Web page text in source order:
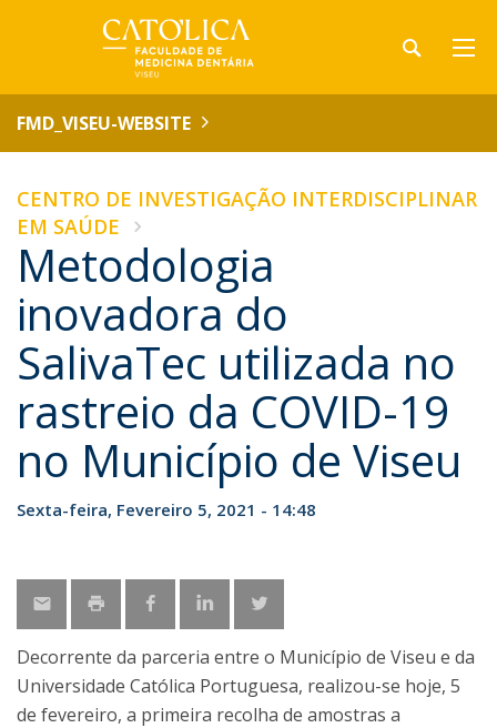
FMD_VISEU-WEBSITE
CENTRO DE INVESTIGAÇÃO INTERDISCIPLINAR
EM SAÚDE
Metodologia
inovadora do
SalivaTec utilizada no
rastreio da COVID-19
no Município de Viseu
Sexta-feira, Fevereiro 5, 2021 - 14:48
Decorrente da parceria entre o Município de Viseu e da
Universidade Católica Portuguesa, realizou-se hoje, 5
de fevereiro, a primeira recolha de amostras a